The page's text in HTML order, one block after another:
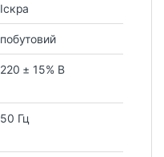
Іскра
побутовий
220 ± 15% В
50 Гц